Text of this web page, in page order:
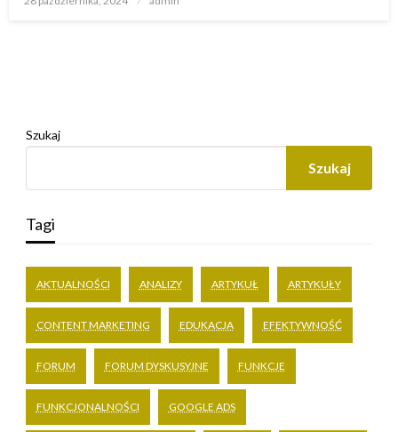
Szukaj
Szukaj
Tagi
AKTUALNOŚCI ANALIZY ARTYKUŁ ARTYKUŁY
CONTENT MARKETING EDUKACJA EFEKTYWNOŚĆ
FORUM FORUM DYSKUSYJNE FUNKCJE
FUNKCJONALNOŚCI GOOGLE ADS